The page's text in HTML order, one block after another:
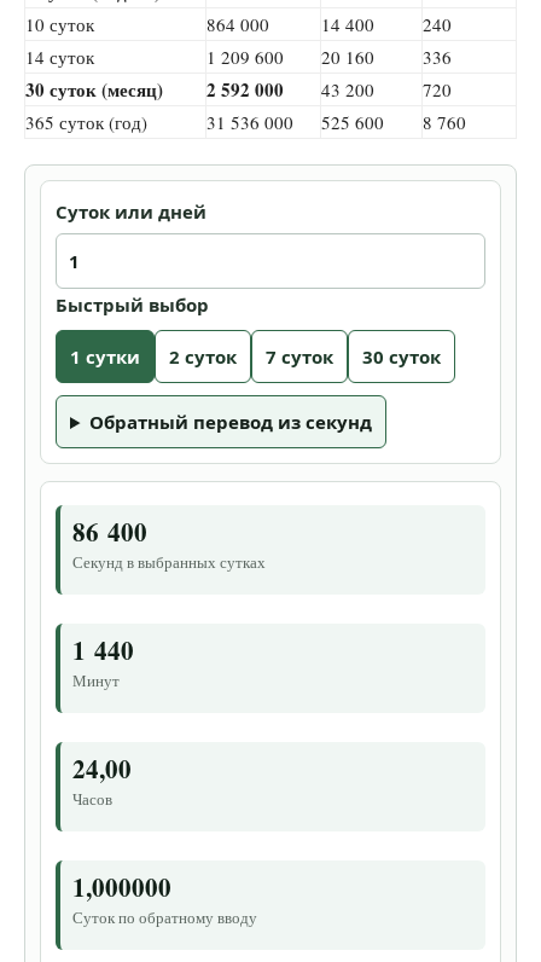
10 суток
864 000 14 400
240
14 суток
1 209 600 20 160 336
30 суток (месяц) 2 592 000 43 200
720
365 суток (год)
31 536 000 525 600 8 760
Суток или дней
Быстрый выбор
1 сутки 2 суток 7 суток 30 суток
Обратный перевод из секунд
86 400
Секунд в выбранных сутках
1 440
Минут
24,00
Часов
1,000000
Суток по обратному вводу